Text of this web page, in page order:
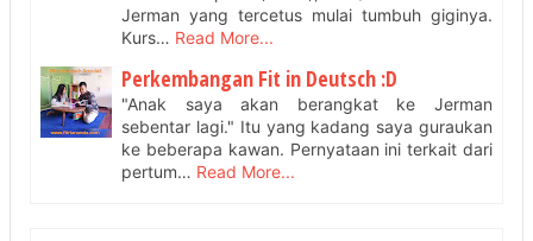
Jerman yang tercetus mulai tumbuh giginya.
Kurs… Read More...
Perkembangan Fit in Deutsch :D
"Anak saya akan berangkat ke Jerman
sebentar lagi." Itu yang kadang saya guraukan
ke beberapa kawan. Pernyataan ini terkait dari
pertum… Read More...